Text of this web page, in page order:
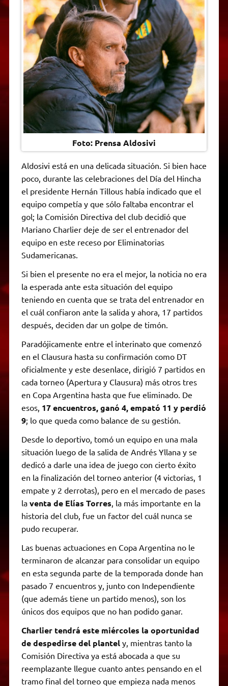
t
s
A
p
p
e
g
r
a
m
t
t
e
r
e
b
o
o
s
e
n
g
e
r
y
L
i
n
k
i
l
n
t
F
r
i
e
n
d
l
y
Foto: Prensa Aldosivi
Aldosivi está en una delicada situación. Si bien hace
poco, durante las celebraciones del Día del Hincha
el presidente Hernán Tillous había indicado que el
equipo competía y que sólo faltaba encontrar el
gol; la Comisión Directiva del club decidió que
Mariano Charlier deje de ser el entrenador del
equipo en este receso por Eliminatorias
Sudamericanas.
Si bien el presente no era el mejor, la noticia no era
la esperada ante esta situación del equipo
teniendo en cuenta que se trata del entrenador en
el cuál confiaron ante la salida y ahora, 17 partidos
después, deciden dar un golpe de timón.
Paradójicamente entre el interinato que comenzó
en el Clausura hasta su confirmación como DT
oficialmente y este desenlace, dirigió 7 partidos en
cada torneo (Apertura y Clausura) más otros tres
en Copa Argentina hasta que fue eliminado. De
esos, 17 encuentros, ganó 4, empató 11 y perdió
9; lo que queda como balance de su gestión.
Desde lo deportivo, tomó un equipo en una mala
situación luego de la salida de Andrés Yllana y se
dedicó a darle una idea de juego con cierto éxito
en la finalización del torneo anterior (4 victorias, 1
empate y 2 derrotas), pero en el mercado de pases
la venta de Elías Torres , la más importante en la
historia del club, fue un factor del cuál nunca se
pudo recuperar.
Las buenas actuaciones en Copa Argentina no le
terminaron de alcanzar para consolidar un equipo
en esta segunda parte de la temporada donde han
pasado 7 encuentros y, junto con Independiente
(que además tiene un partido menos), son los
únicos dos equipos que no han podido ganar.
Charlier tendrá este miércoles la oportunidad
de despedirse del plantel y, mientras tanto la
Comisión Directiva ya está abocada a que su
reemplazante llegue cuanto antes pensando en el
tramo final del torneo que empieza nada menos